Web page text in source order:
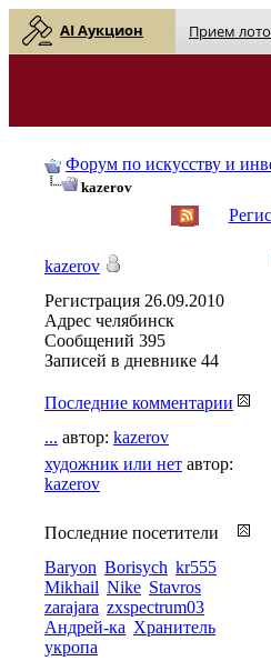
AI Аукцион Прием
Форум по искусству и
kazerov
kazerov
Регистрация 26.09.2010
Адрес челябинск
Сообщений 395
Записей в дневнике 44
Последние комментарии
... автор: kazerov
художник или нет автор:
kazerov
Последние посетители
Baryon Borisych kr555
Mikhail Nike Stavros
zarajara zxspectrum03
Андрей-ка Хранитель
укропа